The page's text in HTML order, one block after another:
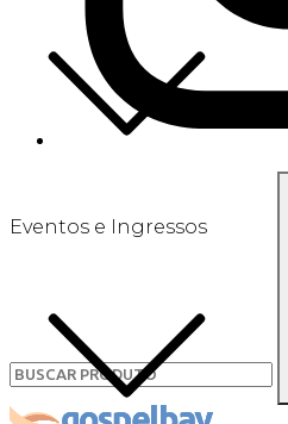
Eventos e Ingressos